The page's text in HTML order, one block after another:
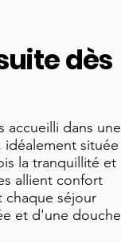
dès
accueilli dans une
idéalement située
la tranquillité et
allient confort
chaque séjour
et d'une douche